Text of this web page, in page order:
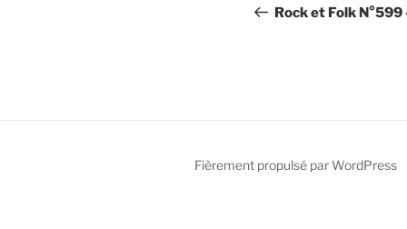
de
précédent
Rock et Folk
Fièrement propulsé par WordPress